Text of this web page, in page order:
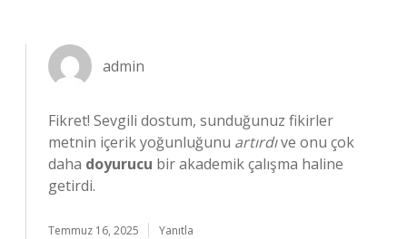
admin
Fikret! Sevgili dostum, sunduğunuz fikirler
metnin içerik yoğunluğunu artırdıve onu çok
daha doyurucu bir akademik çalışma haline
getirdi.
Temmuz 16, 2025 Yanıtla